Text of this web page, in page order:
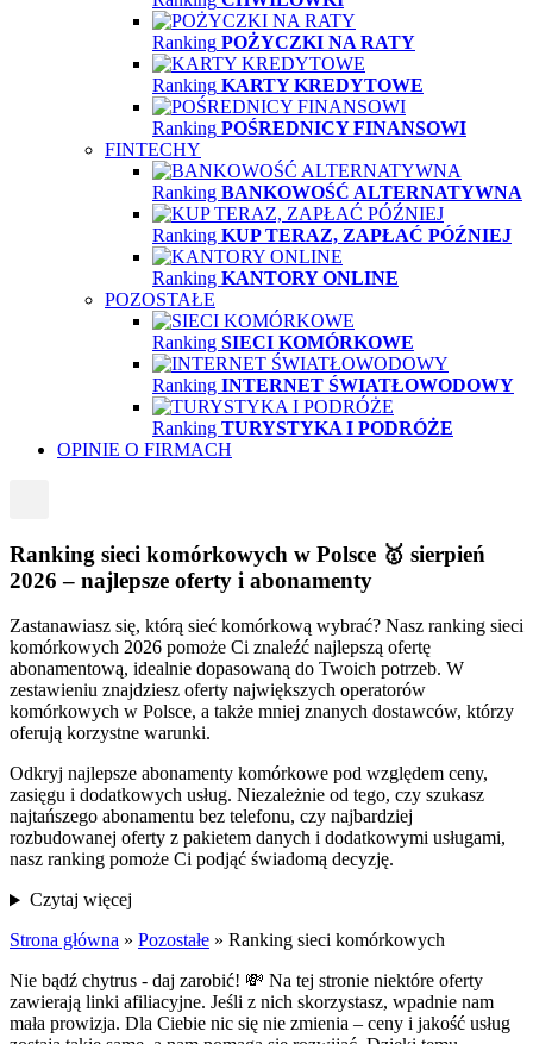
Ranking POŻYCZKI NA RATY
Ranking KARTY KREDYTOWE
Ranking POŚREDNICY FINANSOWI
FINTECHY
Ranking BANKOWOŚĆ ALTERNATYWNA
Ranking KUP TERAZ, ZAPŁAĆ PÓŹNIEJ
Ranking KANTORY ONLINE
POZOSTAŁE
Ranking SIECI KOMÓRKOWE
Ranking INTERNET ŚWIATŁOWODOWY
Ranking TURYSTYKA I PODRÓŻE
OPINIE O FIRMACH
Ranking sieci komórkowych w Polsce 🥇 sierpień
2026 – najlepsze oferty i abonamenty
Zastanawiasz się, którą sieć komórkową wybrać? Nasz ranking sieci
komórkowych 2026 pomoże Ci znaleźć najlepszą ofertę
abonamentową, idealnie dopasowaną do Twoich potrzeb. W
zestawieniu znajdziesz oferty największych operatorów
komórkowych w Polsce, a także mniej znanych dostawców, którzy
oferują korzystne warunki.
Odkryj najlepsze abonamenty komórkowe pod względem ceny,
zasięgu i dodatkowych usług. Niezależnie od tego, czy szukasz
najtańszego abonamentu bez telefonu, czy najbardziej
rozbudowanej oferty z pakietem danych i dodatkowymi usługami,
nasz ranking pomoże Ci podjąć świadomą decyzję.
Czytaj więcej
Strona główna » Pozostałe » Ranking sieci komórkowych
Nie bądź chytrus - daj zarobić! 💸 Na tej stronie niektóre oferty
zawierają linki afiliacyjne. Jeśli z nich skorzystasz, wpadnie nam
mała prowizja. Dla Ciebie nic się nie zmienia – ceny i jakość usług